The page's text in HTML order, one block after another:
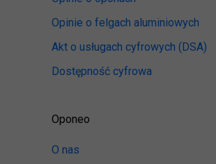
Opinie o felgach aluminiowych
Akt o usługach cyfrowych (DSA)
Dostępność cyfrowa
Oponeo
O nas